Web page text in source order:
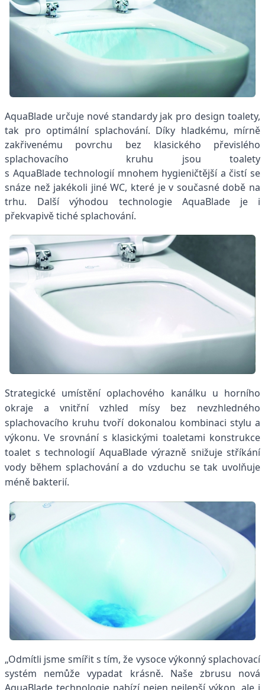
AquaBlade určuje nové standardy jak pro design toalety,
tak pro optimální splachování. Díky hladkému, mírně
zakřivenému povrchu bez klasického převislého
splachovacího kruhu jsou toalety
s AquaBlade technologií mnohem hygieničtější a čistí se
snáze než jakékoli jiné WC, které je v současné době na
trhu. Další výhodou technologie AquaBlade
je i
překvapivě tiché splachování.
Strategické umístění oplachového kanálku u horního
okraje a vnitřní vzhled mísy bez nevzhledného
splachovacího kruhu tvoří dokonalou kombinaci stylu a
výkonu. Ve srovnání s klasickými toaletami konstrukce
toalet s technologií AquaBladevýrazně snižuje stříkání
vody během splachování a do vzduchu se tak uvolňuje
méně bakterií.
„Odmítli jsme smířit s tím, že vysoce výkonný splachovací
systém nemůže vypadat krásně. Naše zbrusu nová